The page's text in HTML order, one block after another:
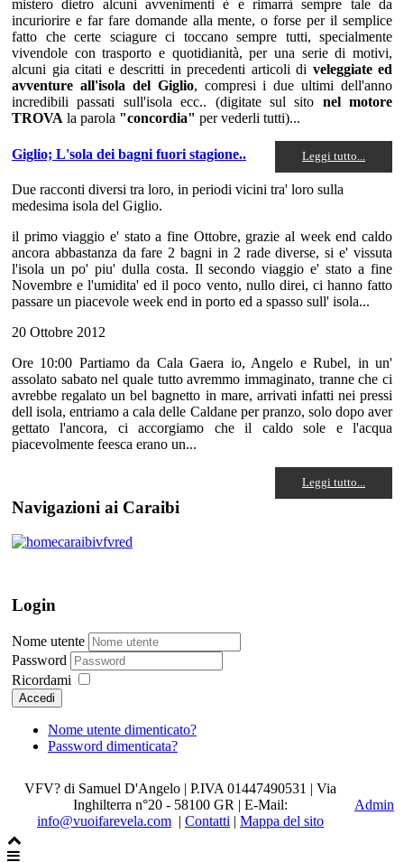
mistero dietro alcuni avvenimenti è e rimarrà sempre tale da
incuriorire e far fare domande alla mente, o forse per il semplice
fatto che certe sciagure ci toccano sempre tutti, specialmente
vivendole con trasporto e quotidianità, per una serie di motivi,
alcuni gia citati e descritti in precedenti articoli di veleggiate ed
avventure all'isola del Giglio, compresi i due ultimi dell'anno
incredibili passati sull'isola ecc.. (digitate sul sito nel motore
TROVA la parola "concordia" per vederli tutti)...
Leggi tutto...
Giglio; L'sola dei bagni fuori stagione..
Due racconti diversi tra loro, in periodi vicini tra' loro sulla
medesima isola del Giglio.
il primo viaggio e' stato a fine Ottobre, grazie al week end caldo
ancora abbastanza da fare 2 bagni in 2 rade diverse, si e' vissuta
l'isola un po' piu' dulla costa. Il secondo viaggio e' stato a fine
Novembre e l'umidita' ed il poco vento, nullo direi, ci hanno fatto
passare un piacevole week end in porto ed a spasso sull' isola...
20 Ottobre 2012
Ore 10:00 Partiamo da Cala Gaera io, Angelo e Rubel, in un'
assolato sabato nel quale tutto avremmo immaginato, tranne che ci
avrebbe regalato un bel bagnetto in mare, arrivati infatti nei pressi
dell isola, entriamo a cala delle Caldane per pranzo, solo dopo aver
gettato l'ancora, ci accorgiamo che il caldo sole e l'acqua
piacevolmente feesca erano un...
Leggi tutto...
Navigazioni ai Caraibi
Login
Nome utente
Password
Ricordami
Accedi
Nome utente dimenticato?
Password dimenticata?
VFV? di Samuel D'Angelo | P.IVA 01447490531 | Via
Inghilterra n°20 - 58100 GR | E-Mail:
info@vuoifarevela.com | Contatti | Mappa del sito
Admin